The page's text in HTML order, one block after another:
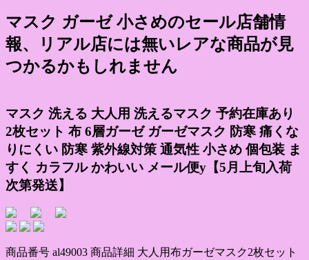
マスク ガーゼ 小さめのセール店舗情
報、リアル店には無いレアな商品が見
つかるかもしれません
マスク 洗える 大人用 洗えるマスク 予約在庫あり
2枚セット 布 6層ガーゼ ガーゼマスク 防寒 痛くな
りにくい 防寒 紫外線対策 通気性 小さめ 個包装 ま
すく カラフル かわいい メール便y【5月上旬入荷
次第発送】
商品番号 al49003 商品詳細 大人用布ガーゼマスク2枚セット